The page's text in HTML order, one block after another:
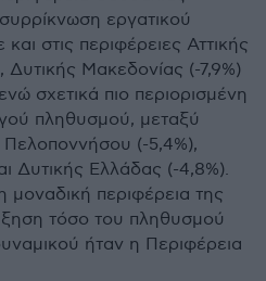
εργατικού
στις περιφέρειες Αττικής
Δυτικής Μακεδονίας (-7,9%)
σχετικά πιο περιορισμένη
πληθυσμού, μεταξύ
Πελοποννήσου (-5,4%),
Δυτικής Ελλάδας (-4,8%).
μοναδική περιφέρεια της
τόσο του πληθυσμού
ήταν η Περιφέρεια